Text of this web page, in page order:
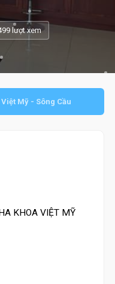
lượt xem
Mỹ - Sông Cầu
KHOA VIỆT MỸ